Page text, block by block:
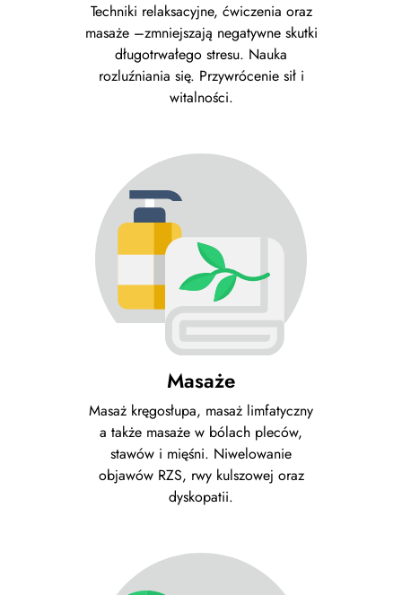
Techniki relaksacyjne, ćwiczenia oraz
masaże –zmniejszają negatywne skutki
długotrwałego stresu. Nauka
rozluźniania się. Przywrócenie sił i
witalności.
Masaże
Masaż kręgosłupa, masaż limfatyczny
a także masaże w bólach pleców,
stawów i mięśni. Niwelowanie
objawów RZS, rwy kulszowej oraz
dyskopatii.